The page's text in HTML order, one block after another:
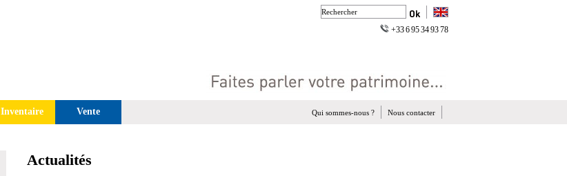
+33 6 95 34 93 78
Inventaire Vente Nous contacter
Qui sommes-nous ?
Actualités